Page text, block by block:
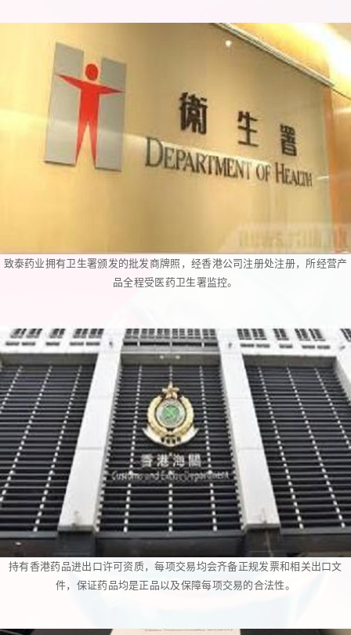
致泰药业拥有卫生署颁发的批发商牌照，经香港公司注册处注册，所经营产
品全程受医药卫生署监控。
持有香港药品进出口许可资质，每项交易均会齐备正规发票和相关出口文
件，保证药品均是正品以及保障每项交易的合法性。